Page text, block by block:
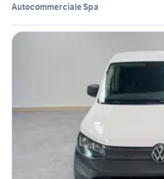
Autocommerciale Spa